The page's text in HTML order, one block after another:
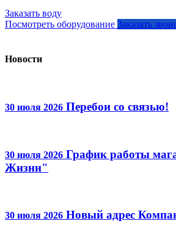
Заказать воду
Посмотреть оборудование Заказать
Новости
30 июля 2026 Перебои со связью!
30 июля 2026 График работы
Жизни"
30 июля 2026 Новый адрес